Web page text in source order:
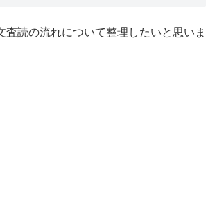
査読の流れについて整理したいと思いま